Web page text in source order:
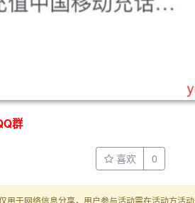
群
喜欢 0
用于网络信息分享，用户参与活动需在活动方活